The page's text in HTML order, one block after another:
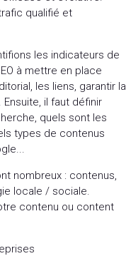
qualifié et
les indicateurs de
à mettre en place
les liens, garantir la
il faut définir
quels sont les
types de contenus
nombreux : contenus,
locale / sociale.
contenu ou content